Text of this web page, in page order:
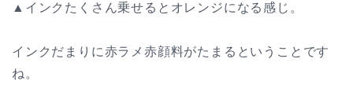
▲インクたくさん乗せるとオレンジになる感じ。
インクだまりに赤ラメ赤顔料がたまるということです
ね。